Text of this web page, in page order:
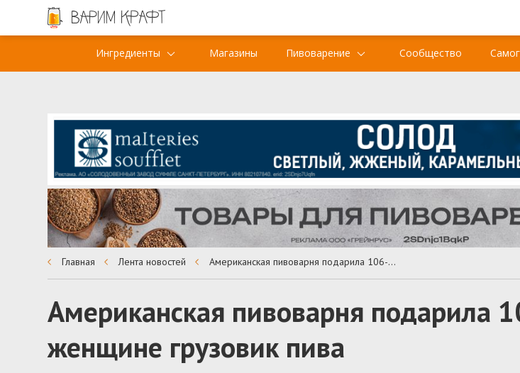
Ингредиенты Магазины Пивоварение Сообщество
Главная Лента новостей Американская пивоварня подарила 106-летней женщине грузовик пива
Американская пивоварня подарила
женщине грузовик пива